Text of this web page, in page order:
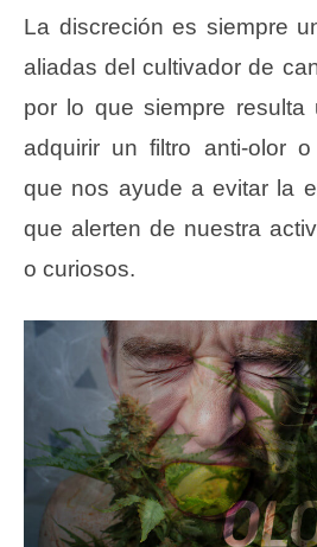
La discreción es siempre
aliadas del cultivador de
por lo que siempre resulta
adquirir un filtro anti-olor
que nos ayude a evitar la
que alerten de nuestra
o curiosos.